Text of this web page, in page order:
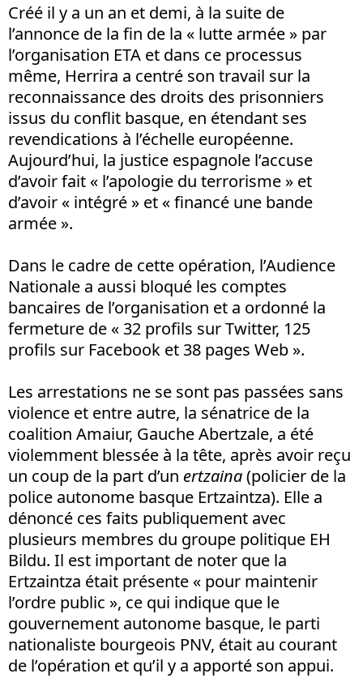
Créé il y a un an et demi, à la suite de
l’annonce de la fin de la « lutte armée » par
l’organisation ETA et dans ce processus
même, Herrira a centré son travail sur la
reconnaissance des droits des prisonniers
issus du conflit basque, en étendant ses
revendications à l’échelle européenne.
Aujourd’hui, la justice espagnole l’accuse
d’avoir fait « l’apologie du terrorisme » et
d’avoir « intégré » et « financé une bande
armée ».
Dans le cadre de cette opération, l’Audience
Nationale a aussi bloqué les comptes
bancaires de l’organisation et a ordonné la
fermeture de « 32 profils sur Twitter, 125
profils sur Facebook et 38 pages Web ».
Les arrestations ne se sont pas passées sans
violence et entre autre, la sénatrice de la
coalition Amaiur, Gauche Abertzale, a été
violemment blessée à la tête, après avoir reçu
un coup de la part d’un ertzaina(policier de la
police autonome basque Ertzaintza). Elle a
dénoncé ces faits publiquement avec
plusieurs membres du groupe politique EH
Bildu. Il est important de noter que la
Ertzaintza était présente « pour maintenir
l’ordre public », ce qui indique que le
gouvernement autonome basque, le parti
nationaliste bourgeois PNV, était au courant
de l’opération et qu’il y a apporté son appui.